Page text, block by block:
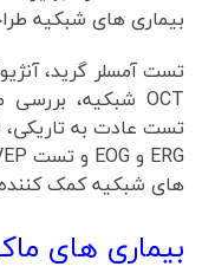
بیماری های شبکیه
تست آمسلر گرید،
OCT شبکیه، بررسی میدن بینایی، تست بررسی
تست عادت به
های شبکیه کمک
بیماری های